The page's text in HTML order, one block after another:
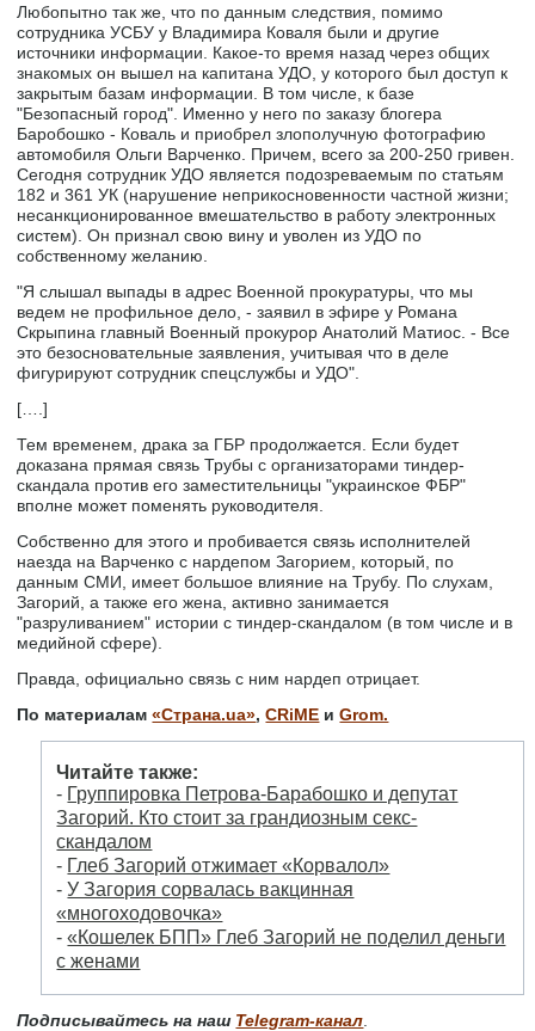
Любопытно так же, что по данным следствия, помимо
сотрудника УСБУ у Владимира Коваля были и другие
источники информации. Какое-то время назад через общих
знакомых он вышел на капитана УДО, у которого был доступ к
закрытым базам информации. В том числе, к базе
"Безопасный город". Именно у него по заказу блогера
Баробошко - Коваль и приобрел злополучную фотографию
автомобиля Ольги Варченко. Причем, всего за 200-250 гривен.
Сегодня сотрудник УДО является подозреваемым по статьям
182 и 361 УК (нарушение неприкосновенности частной жизни;
несанкционированное вмешательство в работу электронных
систем). Он признал свою вину и уволен из УДО по
собственному желанию.
"Я слышал выпады в адрес Военной прокуратуры, что мы
ведем не профильное дело, - заявил в эфире у Романа
Скрыпина главный Военный прокурор Анатолий Матиос. - Все
это безосновательные заявления, учитывая что в деле
фигурируют сотрудник спецслужбы и УДО".
[….]
Тем временем, драка за ГБР продолжается. Если будет
доказана прямая связь Трубы с организаторами тиндер-
скандала против его заместительницы "украинское ФБР"
вполне может поменять руководителя.
Собственно для этого и пробивается связь исполнителей
наезда на Варченко с нардепом Загорием, который, по
данным СМИ, имеет большое влияние на Трубу. По слухам,
Загорий, а также его жена, активно занимается
"разруливанием" истории с тиндер-скандалом (в том числе и в
медийной сфере).
Правда, официально связь с ним нардеп отрицает.
По материалам«Страна.ua»,CRiME иGrom.
Читайте также:
- Группировка Петрова-Барабошко и депутат
Загорий. Кто стоит за грандиозным секс-
скандалом
- Глеб Загорий отжимает «Корвалол»
-У Загория сорвалась вакцинная
«многоходовочка»
-«Кошелек БПП» Глеб Загорий не поделил деньги
с женами
Подписывайтесь на наш Telegram-канал